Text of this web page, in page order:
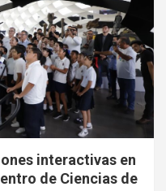
interactivas en
de Ciencias de